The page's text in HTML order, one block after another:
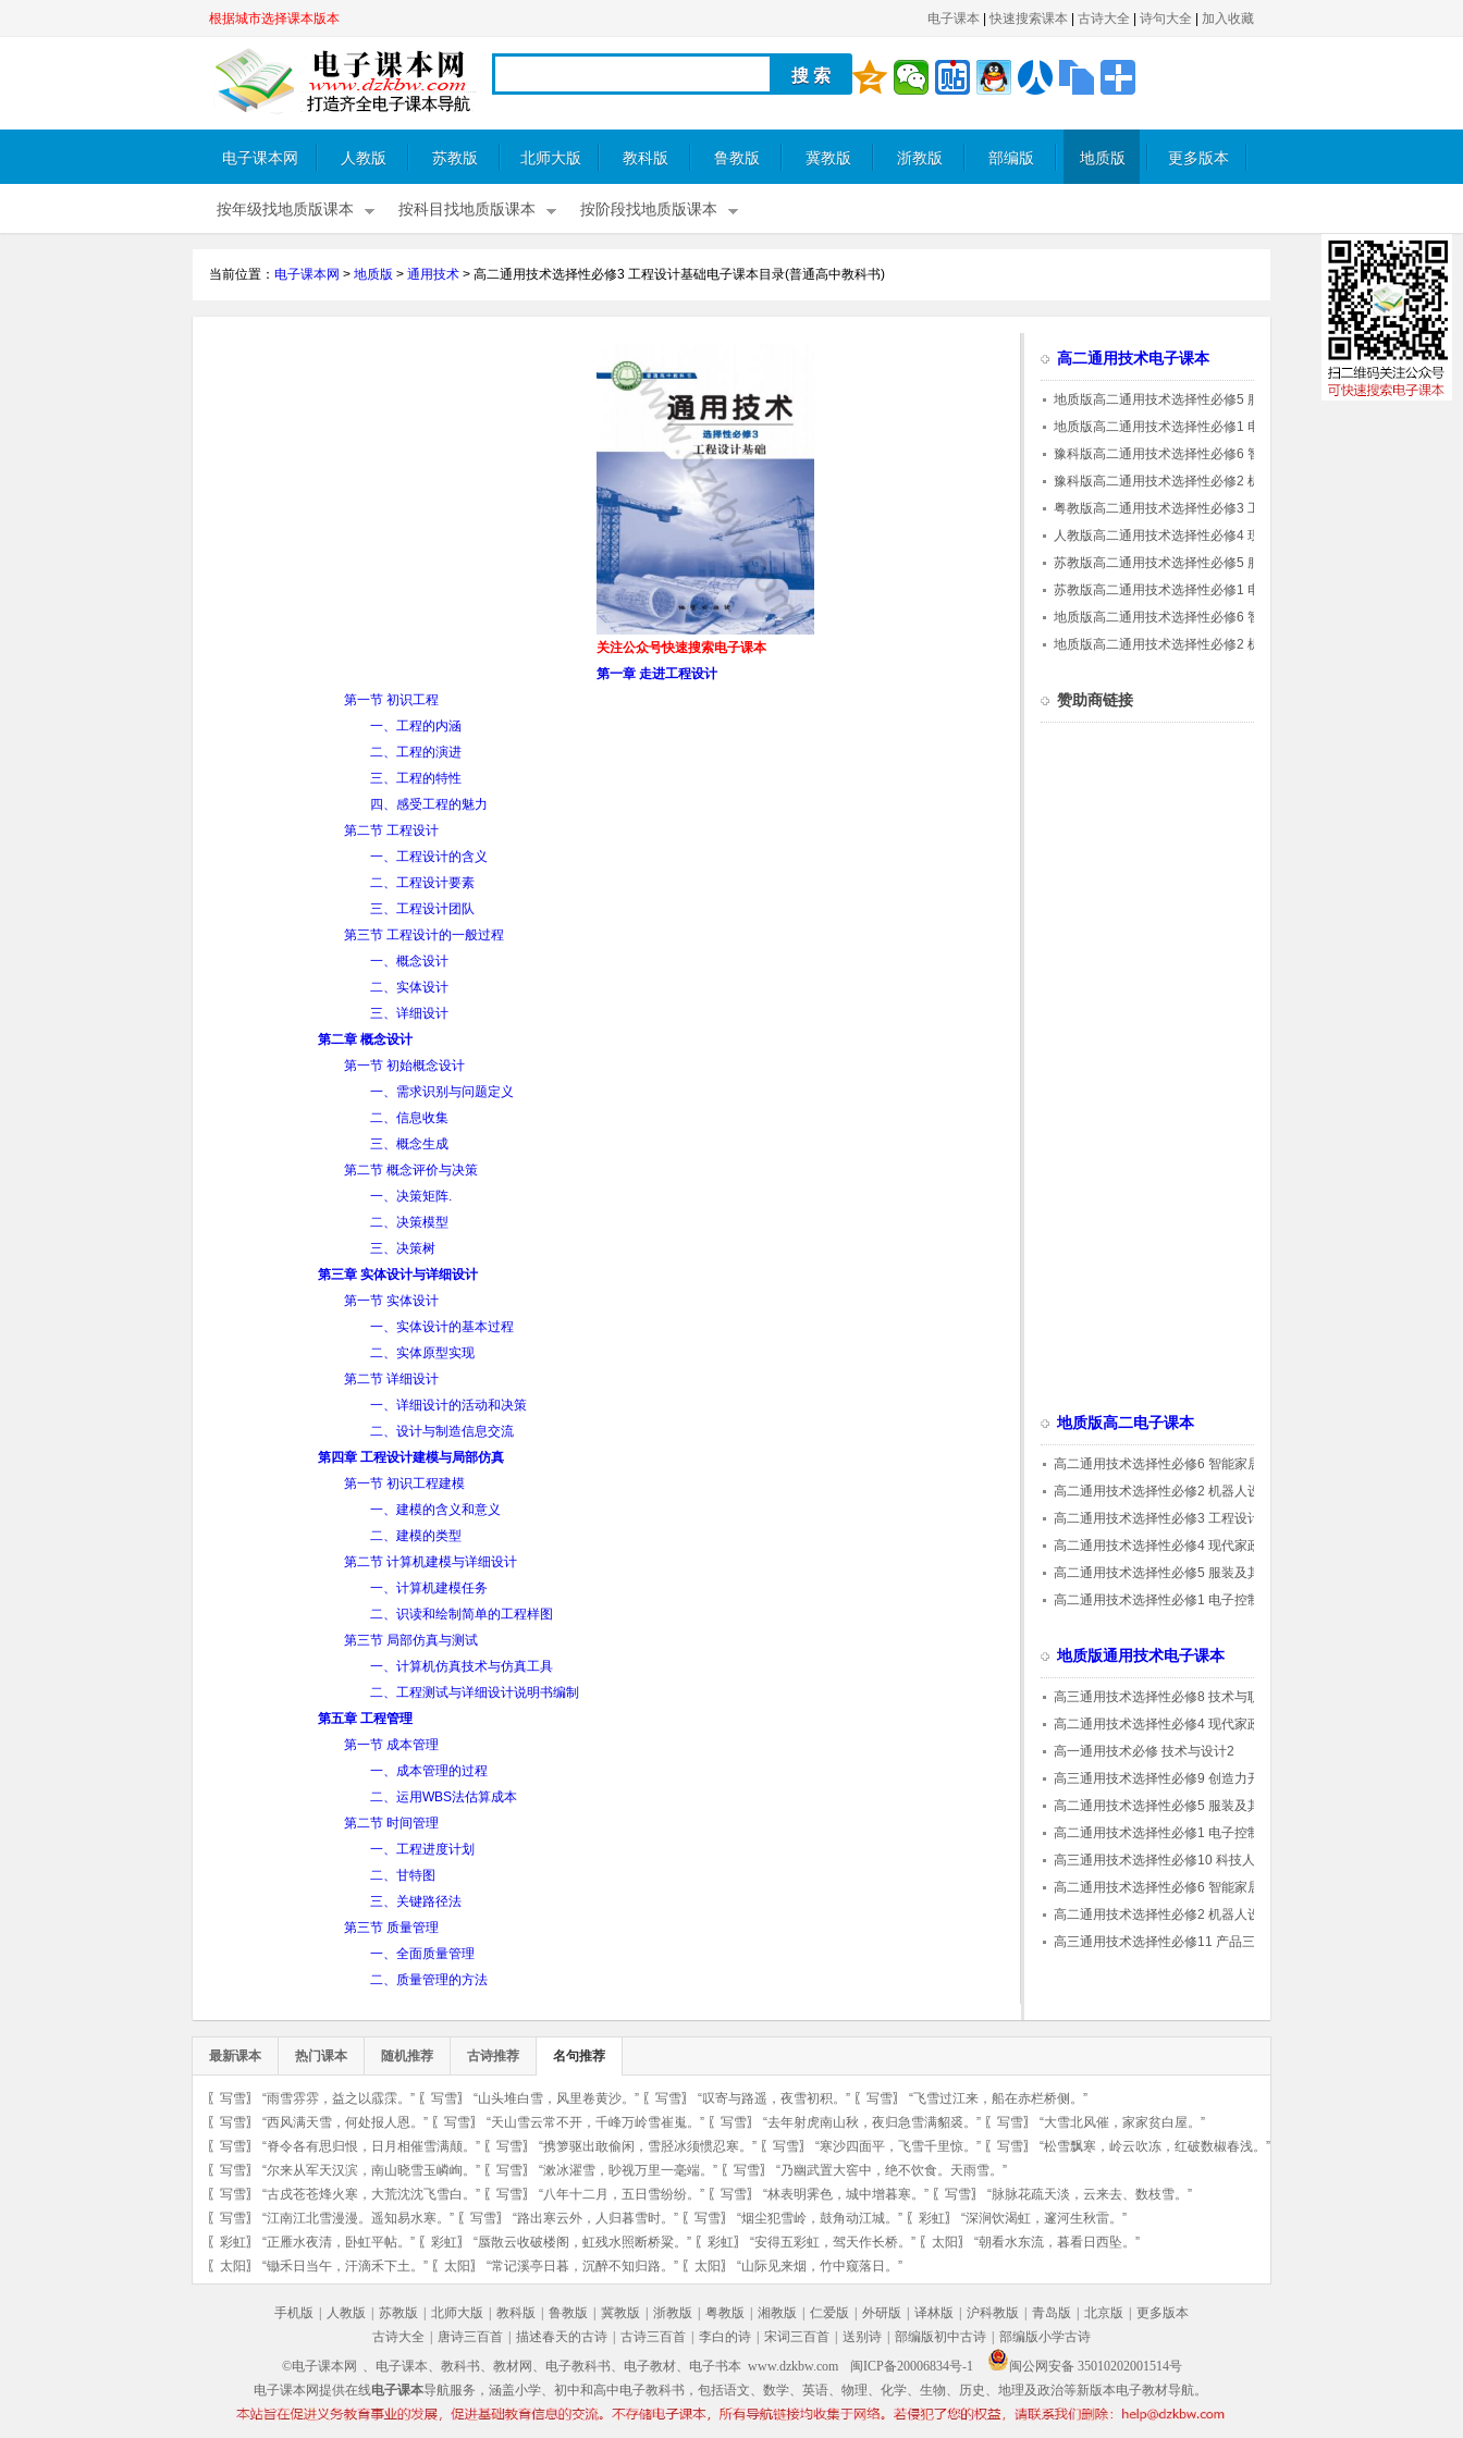
根据城市选择课本版本 电子课本 快速搜索课本 古诗大全 诗句大全 加入收藏
电子课本网 人教版 苏教版 北师大版 教科版 鲁教版 冀教版 浙教版 部编版 地质版 更多版本
按年级找地质版课本 按科目找地质版课本 按阶段找地质版课本
当前位置： 电子课本网 > 地质版 > 通用技术 > 高二通用技术选择性必修3 工程设计基础电子课本目录(普通高中教科书)
关注公众号快速搜索电子课本
第一章 走进工程设计
第一节 初识工程
一、工程的内涵
二、工程的演进
三、工程的特性
四、感受工程的魅力
第二节 工程设计
一、工程设计的含义
二、工程设计要素
三、工程设计团队
第三节 工程设计的一般过程
一、概念设计
二、实体设计
三、详细设计
第二章 概念设计
第一节 初始概念设计
一、需求识别与问题定义
二、信息收集
三、概念生成
第二节 概念评价与决策
一、决策矩阵.
二、决策模型
三、决策树
第三章 实体设计与详细设计
第一节 实体设计
一、实体设计的基本过程
二、实体原型实现
第二节 详细设计
一、详细设计的活动和决策
二、设计与制造信息交流
第四章 工程设计建模与局部仿真
第一节 初识工程建模
一、建模的含义和意义
二、建模的类型
第二节 计算机建模与详细设计
一、计算机建模任务
二、识读和绘制简单的工程样图
第三节 局部仿真与测试
一、计算机仿真技术与仿真工具
二、工程测试与详细设计说明书编制
第五章 工程管理
第一节 成本管理
一、成本管理的过程
二、运用WBS法估算成本
第二节 时间管理
一、工程进度计划
二、甘特图
三、关键路径法
第三节 质量管理
一、全面质量管理
二、质量管理的方法
高二通用技术电子课本
地质版高二通用技术选择性必修5 服装及其设
计
地质版高二通用技术选择性必修1 电子控制技
术
豫科版高二通用技术选择性必修6 智能家居应
用设计
豫科版高二通用技术选择性必修2 机器人设计
与制作
粤教版高二通用技术选择性必修3 工程设计基
础(粤教粤科版)
人教版高二通用技术选择性必修4 现代家政技
术
苏教版高二通用技术选择性必修5 服装及其设
计
苏教版高二通用技术选择性必修1 电子控制技
术
地质版高二通用技术选择性必修6 智能家居应
用设计
地质版高二通用技术选择性必修2 机器人设计
赞助商链接
地质版高二电子课本
高二通用技术选择性必修6 智能家居应用设
计
高二通用技术选择性必修2 机器人设计与制
作
高二通用技术选择性必修3 工程设计基础
高二通用技术选择性必修4 现代家政技术
高二通用技术选择性必修5 服装及其设计
高二通用技术选择性必修1 电子控制技术
地质版通用技术电子课本
高三通用技术选择性必修8 技术与职业探索
高二通用技术选择性必修4 现代家政技术
高一通用技术必修 技术与设计2
高三通用技术选择性必修9 创造力开发与技术
发明
高二通用技术选择性必修5 服装及其设计
高二通用技术选择性必修1 电子控制技术
高三通用技术选择性必修10 科技人文融合创
新专题
高二通用技术选择性必修6 智能家居应用设
计
高二通用技术选择性必修2 机器人设计与制
作
高三通用技术选择性必修11 产品三维设计与
最新课本 热门课本 随机推荐 古诗推荐 名句推荐
〖 写雪〗 “雨雪雰雰，益之以霡霂。” 〖 写雪〗 “山头堆白雪，风里卷黄沙。” 〖 写雪〗 “叹寄与路遥，夜雪初积。” 〖 写雪〗 “飞雪过江来，船在赤栏桥侧。”
〖 写雪〗 “西风满天雪，何处报人恩。” 〖 写雪〗 “天山雪云常不开，千峰万岭雪崔嵬。” 〖 写雪〗 “去年射虎南山秋，夜归急雪满貂裘。” 〖 写雪〗 “大雪北风催，家家贫白屋。”
〖 写雪〗 “脊令各有思归恨，日月相催雪满颠。” 〖 写雪〗 “携箩驱出敢偷闲，雪胫冰须惯忍寒。” 〖 写雪〗 “寒沙四面平，飞雪千里惊。” 〖 写雪〗 “松雪飘寒，岭云吹冻，红破数椒春浅。”
〖 写雪〗 “尔来从军天汉滨，南山晓雪玉嶙峋。” 〖 写雪〗 “漱冰濯雪，眇视万里一毫端。” 〖 写雪〗 “乃幽武置大窖中，绝不饮食。天雨雪。”
〖 写雪〗 “古戍苍苍烽火寒，大荒沈沈飞雪白。” 〖 写雪〗 “八年十二月，五日雪纷纷。” 〖 写雪〗 “林表明霁色，城中增暮寒。” 〖 写雪〗 “脉脉花疏天淡，云来去、数枝雪。”
〖 写雪〗 “江南江北雪漫漫。遥知易水寒。” 〖 写雪〗 “路出寒云外，人归暮雪时。” 〖 写雪〗 “烟尘犯雪岭，鼓角动江城。” 〖 彩虹〗 “深涧饮渴虹，邃河生秋雷。”
〖 彩虹〗 “正雁水夜清，卧虹平帖。” 〖 彩虹〗 “蜃散云收破楼阁，虹残水照断桥粱。” 〖 彩虹〗 “安得五彩虹，驾天作长桥。” 〖 太阳〗 “朝看水东流，暮看日西坠。”
〖 太阳〗 “锄禾日当午，汗滴禾下土。” 〖 太阳〗 “常记溪亭日暮，沉醉不知归路。” 〖 太阳〗 “山际见来烟，竹中窥落日。”
手机版 | 人教版 | 苏教版 | 北师大版 | 教科版 | 鲁教版 | 冀教版 | 浙教版 | 粤教版 | 湘教版 | 仁爱版 | 外研版 | 译林版 | 沪科教版 | 青岛版 | 北京版 | 更多版本
古诗大全 | 唐诗三百首 | 描述春天的古诗 | 古诗三百首 | 李白的诗 | 宋词三百首 | 送别诗 | 部编版初中古诗 | 部编版小学古诗
©电子课本网
、电子课本、教科书、教材网、电子教科书、电子教材、电子书本 www.dzkbw.com 闽ICP备20006834号-1
闽公网安备 35010202001514号
电子课本网提供在线电子课本导航服务，涵盖小学、初中和高中电子教科书，包括语文、数学、英语、物理、化学、生物、历史、地理及政治等新版本电子教材导航。